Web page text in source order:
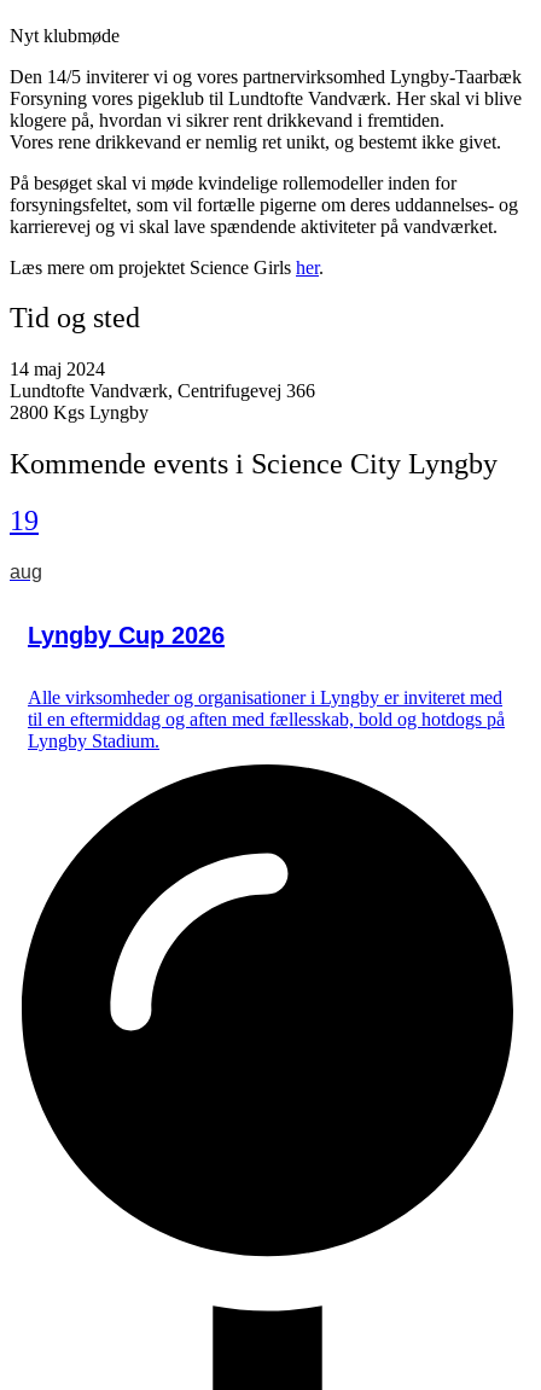
Nyt klubmøde
Den 14/5 inviterer vi og vores partnervirksomhed Lyngby-Taarbæk
Forsyning vores pigeklub til Lundtofte Vandværk. Her skal vi blive
klogere på, hvordan vi sikrer rent drikkevand i fremtiden.
Vores rene drikkevand er nemlig ret unikt, og bestemt ikke givet.
På besøget skal vi møde kvindelige rollemodeller inden for
forsyningsfeltet, som vil fortælle pigerne om deres uddannelses- og
karrierevej og vi skal lave spændende aktiviteter på vandværket.
Læs mere om projektet Science Girls her.
Tid og sted
14 maj 2024
Lundtofte Vandværk, Centrifugevej 366
2800 Kgs Lyngby
Kommende events i Science City Lyngby
19
aug
Lyngby Cup 2026
Alle virksomheder og organisationer i Lyngby er inviteret med
til en eftermiddag og aften med fællesskab, bold og hotdogs på
Lyngby Stadium.